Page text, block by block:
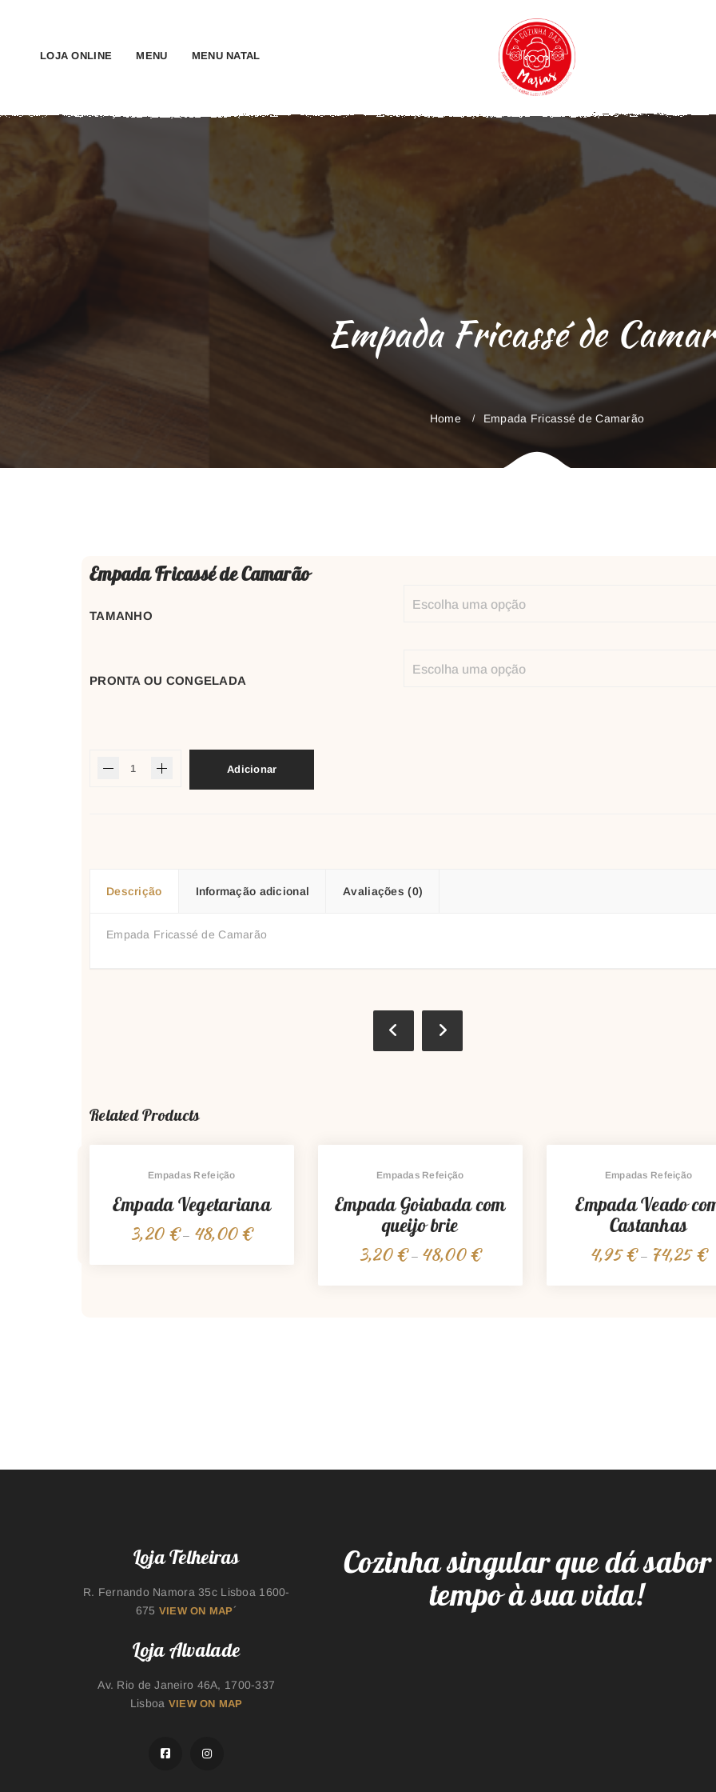
LOJA ONLINE MENU MENU NATAL
Empada Fricassé de
Home Empada Fricassé de Camarão
Empada Fricassé de Camarão
TAMANHO
PRONTA OU CONGELADA
Adicionar
Descrição Informação adicional Avaliações (0)
Empada Fricassé de Camarão
Related Products
Empadas Refeição
Empada Vegetariana
3,20 € – 48,00€Price
Empadas Refeição
Empada Goiabada com
queijo brie
3,20€ – 48,00€Price
Empadas Refeição
Empada Veado
Castanhas
4,95€ – 74,25€
Loja Telheiras
R. Fernando Namora 35c Lisboa 1600-
675 VIEW ON MAP´
Loja Alvalade
Av. Rio de Janeiro 46A, 1700-337
Lisboa VIEW ON MAP
Cozinha singular que dá sabor
tempo à sua vida!